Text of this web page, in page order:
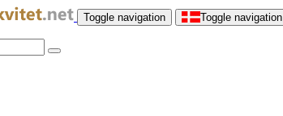
Toggle navigation Toggle navigation